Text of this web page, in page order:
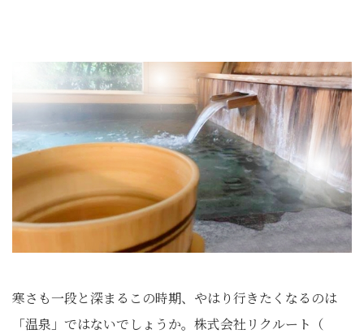
寒さも一段と深まるこの時期、やはり行きたくなるのは
「温泉」ではないでしょうか。株式会社リクルート（